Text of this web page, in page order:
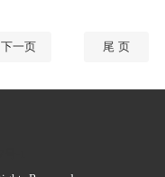
下一页 尾 页